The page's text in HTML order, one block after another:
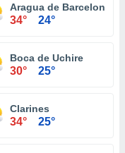
Aragua de Barcelona
34° 24°
Boca de Uchire
30° 25°
Clarines
34° 25°